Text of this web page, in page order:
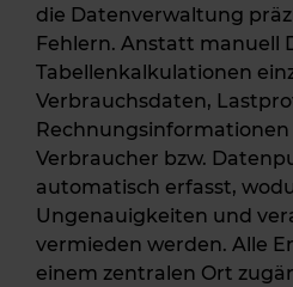
die Datenverwaltung
Fehlern. Anstatt manuell
Tabellenkalkulationen
Verbrauchsdaten,
Verbraucher bzw.
automatisch erfasst,
Ungenauigkeiten und
vermieden werden. Alle
einem zentralen Ort